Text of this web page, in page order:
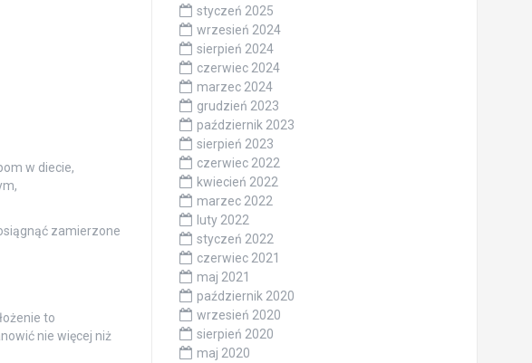
w diecie,
zamierzone
to
nie więcej niż
styczeń 2025
wrzesień 2024
sierpień 2024
czerwiec 2024
marzec 2024
grudzień 2023
październik 2023
sierpień 2023
czerwiec 2022
kwiecień 2022
marzec 2022
luty 2022
styczeń 2022
czerwiec 2021
maj 2021
październik 2020
wrzesień 2020
sierpień 2020
maj 2020